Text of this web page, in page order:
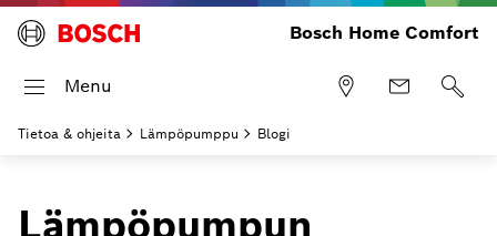
Bosch Home Comfort
Menu
Tietoa & ohjeita Lämpöpumppu Blogi
Lämpöpumpun